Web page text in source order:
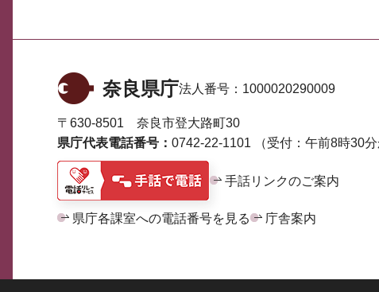
奈良県庁法人番号： 1000020290009
〒630-8501 奈良市登大路町30
県庁代表電話番号： 0742-22-1101 （受付：午前8時30
手話リンクのご案内
県庁各課室への電話番号を見る 庁舎案内